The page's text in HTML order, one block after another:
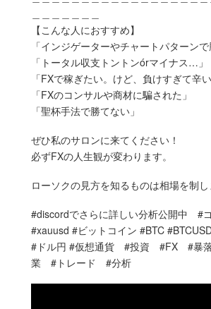
【こんな人におすすめ】
「インジゲーターやチャートパターン
「トータル収支トントンórマイナス…」
「FXで稼ぎたい。けど、負けすぎて辛
「FXのコンサルや商材に騙された」
「聖杯手法で勝てない」
ぜひ私のサロンに来てください！
必ずFXの人生観が変わります。
ローソクの見方を知るものは相場を制し
#discordでさらに詳しい分析公開中 #
#xauusd #ビットコイン #BTC
#ドル円 #仮想通貨 #投資 #FX #
業 #トレード #分析